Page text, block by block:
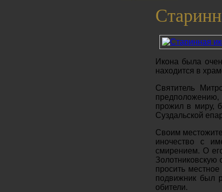
Икона была
находится в
Святитель
предположению,
прожил в миру,
Суздальской
Своим
иночество с
смирением. О
Золотниковскую
просить
подвижник был
обители.